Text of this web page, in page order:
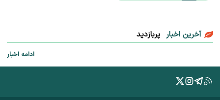
آخرین اخبار پربازدید
ادامه اخبار